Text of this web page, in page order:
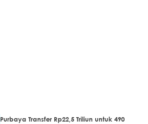
Purbaya Transfer Rp22,5 Triliun untuk 490